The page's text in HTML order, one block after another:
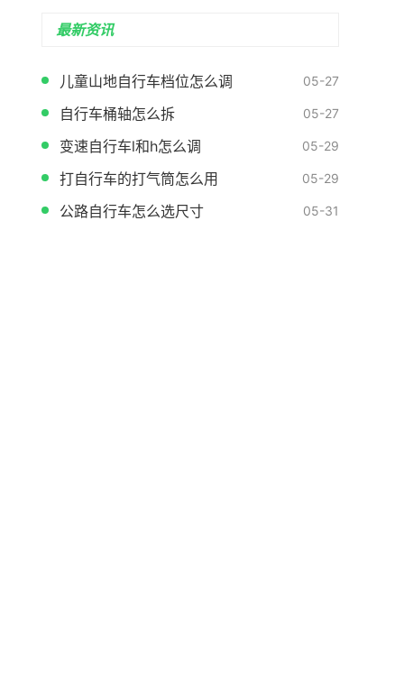
最新资讯
儿童山地自行车档位怎么调 05-27
自行车桶轴怎么拆 05-27
变速自行车l和h怎么调 05-29
打自行车的打气筒怎么用 05-29
公路自行车怎么选尺寸 05-31